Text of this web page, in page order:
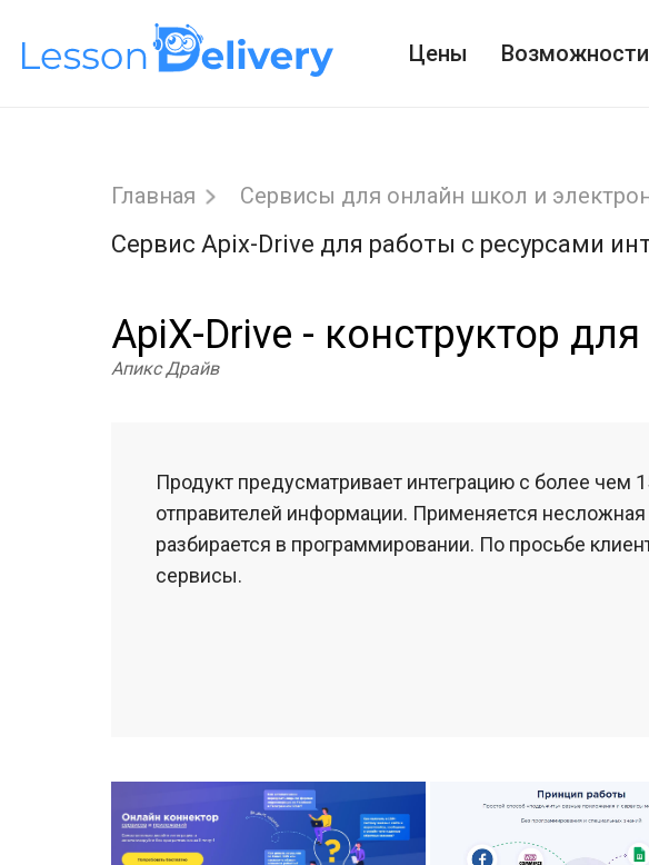
Цены Возможности
Главная Сервисы для онлайн школ и
Сервис Apix-Drive для работы с ресурсами
ApiX-Drive - конструктор
Апикс Драйв
Продукт предусматривает интеграцию с более чем
отправителей информации. Применяется несложная
разбирается в программировании. По просьбе
сервисы.